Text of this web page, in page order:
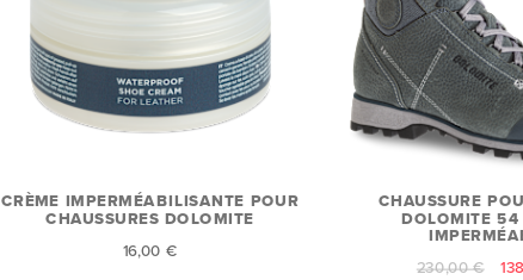
CRÈME IMPERMÉABILISANTE POUR
CHAUSSURES DOLOMITE
16,00 €
CHAUSSURE
DOLOMITE 54
230,00 €